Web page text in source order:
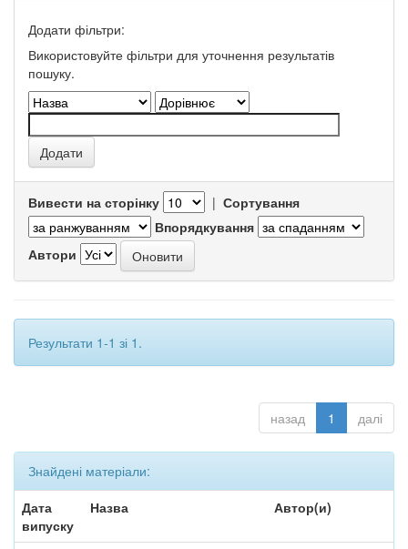
Додати фільтри:
Використовуйте фільтри для уточнення результатів
пошуку.
Вивести на сторінку | Сортування
Впорядкування
Автори
Результати 1-1 зі 1.
назад 1 далі
Знайдені матеріали:
Дата
випуску
Назва Автор(и)